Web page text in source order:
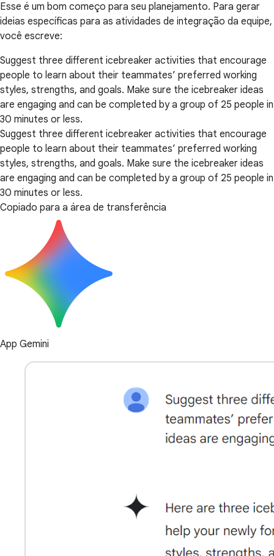
Esse é um bom começo para seu planejamento. Para gerar
ideias específicas para as atividades de integração da equipe,
você escreve:
Suggest three different icebreaker activities that encourage
people to learn about their teammates’ preferred working
styles, strengths, and goals. Make sure the icebreaker ideas
are engaging and can be completed by a group of 25 people in
30 minutes or less.
Suggest three different icebreaker activities that encourage
people to learn about their teammates’ preferred working
styles, strengths, and goals. Make sure the icebreaker ideas
are engaging and can be completed by a group of 25 people in
30 minutes or less.
Copiado para a área de transferência
App Gemini